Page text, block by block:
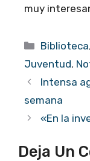
muy
Categorías
Biblioteca,
Juventud,
Intensa
semana
«En la
Deja Un